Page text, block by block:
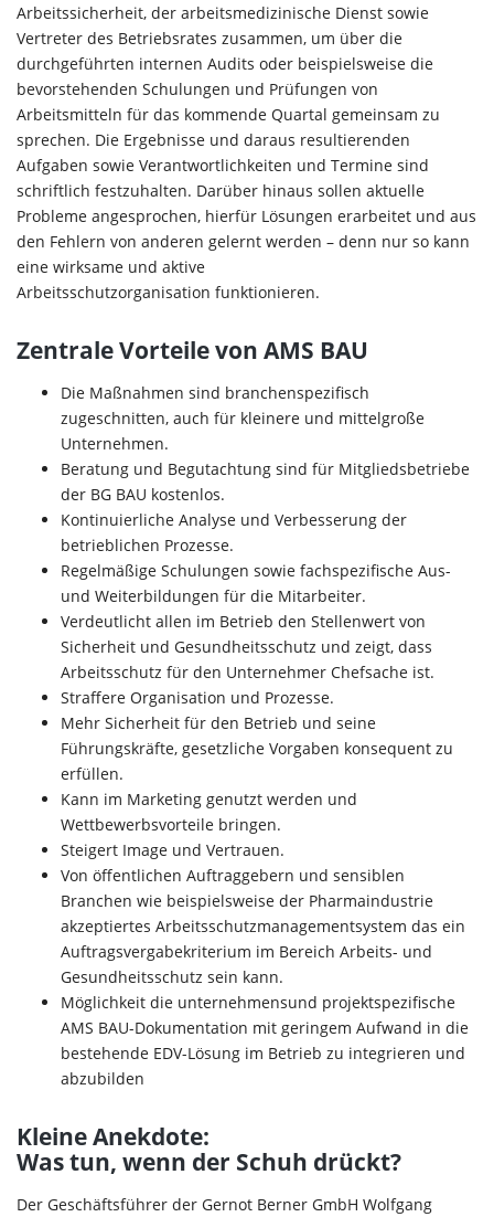
Arbeitssicherheit, der arbeitsmedizinische Dienst sowie
Vertreter des Betriebsrates zusammen, um über die
durchgeführten internen Audits oder beispielsweise die
bevorstehenden Schulungen und Prüfungen von
Arbeitsmitteln für das kommende Quartal gemeinsam zu
sprechen. Die Ergebnisse und daraus resultierenden
Aufgaben sowie Verantwortlichkeiten und Termine sind
schriftlich festzuhalten. Darüber hinaus sollen aktuelle
Probleme angesprochen, hierfür Lösungen erarbeitet und aus
den Fehlern von anderen gelernt werden – denn nur so kann
eine wirksame und aktive
Arbeitsschutzorganisation funktionieren.
Zentrale Vorteile von AMS BAU
Die Maßnahmen sind branchenspezifisch
zugeschnitten, auch für kleinere und mittelgroße
Unternehmen.
Beratung und Begutachtung sind für Mitgliedsbetriebe
der BG BAU kostenlos.
Kontinuierliche Analyse und Verbesserung der
betrieblichen Prozesse.
Regelmäßige Schulungen sowie fachspezifische Aus-
und Weiterbildungen für die Mitarbeiter.
Verdeutlicht allen im Betrieb den Stellenwert von
Sicherheit und Gesundheitsschutz und zeigt, dass
Arbeitsschutz für den Unternehmer Chefsache ist.
Straffere Organisation und Prozesse.
Mehr Sicherheit für den Betrieb und seine
Führungskräfte, gesetzliche Vorgaben konsequent zu
erfüllen.
Kann im Marketing genutzt werden und
Wettbewerbsvorteile bringen.
Steigert Image und Vertrauen.
Von öffentlichen Auftraggebern und sensiblen
Branchen wie beispielsweise der Pharmaindustrie
akzeptiertes Arbeitsschutzmanagementsystem das ein
Auftragsvergabekriterium im Bereich Arbeits- und
Gesundheitsschutz sein kann.
Möglichkeit die unternehmensund projektspezifische
AMS BAU-Dokumentation mit geringem Aufwand in die
bestehende EDV-Lösung im Betrieb zu integrieren und
abzubilden
Kleine Anekdote:
Was tun, wenn der Schuh drückt?
Der Geschäftsführer der Gernot Berner GmbH Wolfgang